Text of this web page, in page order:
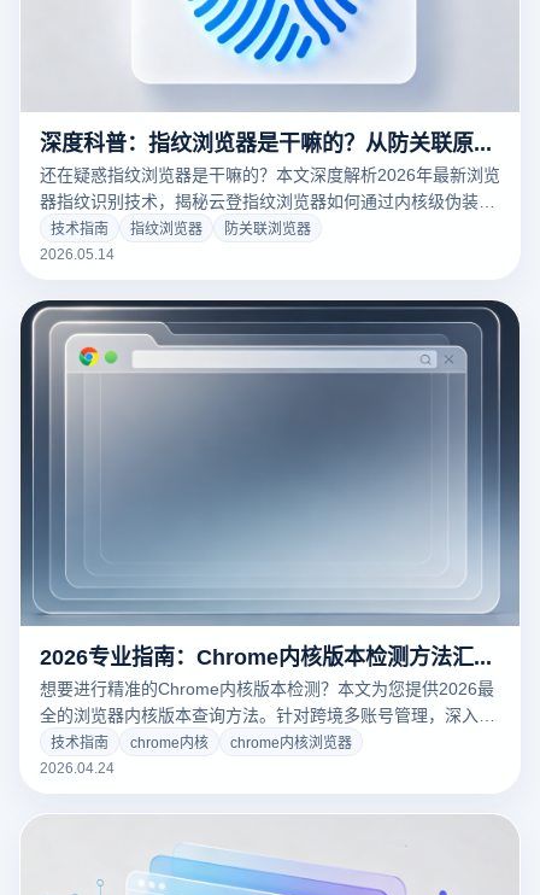
深度科普：指纹浏览器是干嘛的？从防关联原理到多账号运营的提效真相
还在疑惑指纹浏览器是干嘛的？本文深度解析2026年最新浏览
器指纹识别技术，揭秘云登指纹浏览器如何通过内核级伪装与
环境隔离，破解跨境电商、社交媒体矩阵的防关联难题。涵盖
多账号管理、RPA自动化提效及核心安全策略，助您保障数字
技术指南 指纹浏览器
防关联浏览器
2026.05.14
2026专业指南：Chrome内核版本检测方法汇总及指纹浏览器环境仿真解析
想要进行精准的Chrome内核版本检测？本文为您提供2026最
全的浏览器内核版本查询方法。针对跨境多账号管理，深入解
析如何利用云登指纹浏览器模拟不同版本的Chrome内核，规
避大数据风控检测，确保账号资产安全。
技术指南 chrome内核
chrome内核浏览器
2026.04.24